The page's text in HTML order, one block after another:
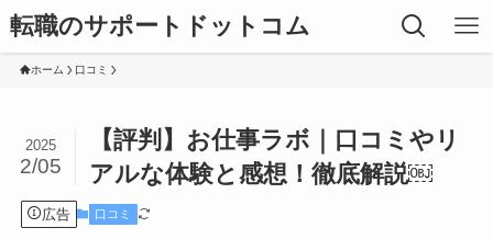
転職のサポートドットコム
ホーム 口コミ
【評判】お仕事ラボ｜口コミやリ
アルな体験と感想！徹底解説￼
2025
2/05
広告 口コミ